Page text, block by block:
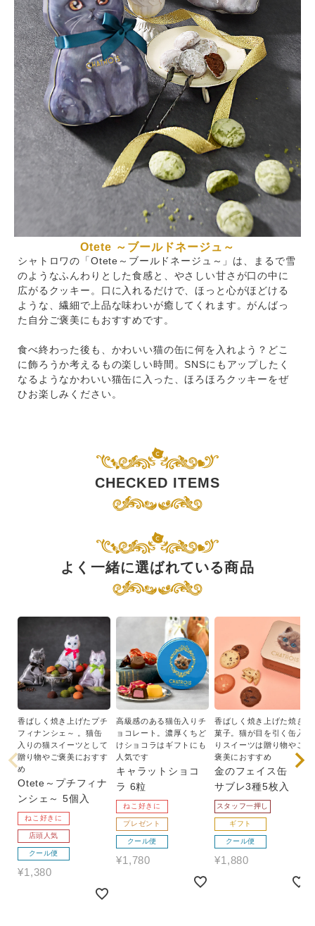
Otete ～ブールドネージュ～
シャトロワの「Otete～ブールドネージュ～」は、まるで雪
のようなふんわりとした食感と、やさしい甘さが口の中に
広がるクッキー。口に入れるだけで、ほっと心がほどける
ような、繊細で上品な味わいが癒してくれます。がんばっ
た自分ご褒美にもおすすめです。
食べ終わった後も、かわいい猫の缶に何を入れよう？どこ
に飾ろうか考えるもの楽しい時間。SNSにもアップしたく
なるようなかわいい猫缶に入った、ほろほろクッキーをぜ
ひお楽しみください。
CHECKED ITEMS
よく一緒に選ばれている商品
香ばしく焼き上げたプチ
フィナンシェ～ 。猫缶
入りの猫スイーツとして
贈り物やご褒美におすす
め
Otete～プチフィナ
ンシェ～ 5個入
ねこ好きに
店頭人気
クール便
¥1,380
高級感のある猫缶入りチ
ョコレート。濃厚くちど
けショコラはギフトにも
人気です
キャラットショコ
ラ 6粒
ねこ好きに
プレゼント
クール便
¥1,780
香ばしく焼き上げた焼き
菓子。猫が目を引く缶入
りスイーツは贈り物やご
褒美におすすめ
金のフェイス缶
サブレ3種5枚入
スタッフ一押し
ギフト
クール便
¥1,880